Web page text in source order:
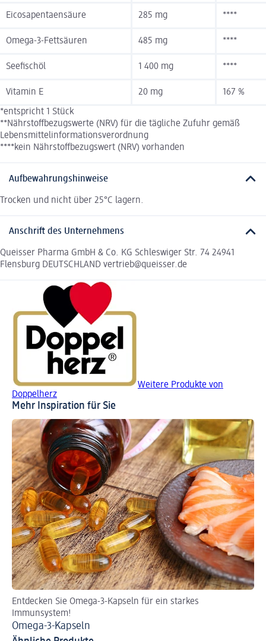
Eicosapentaensäure 285 mg ****
Omega-3-Fettsäuren 485 mg ****
Seefischöl 1 400 mg ****
Vitamin E 20 mg 167 %
*entspricht 1 Stück
**Nährstoffbezugswerte (NRV) für die tägliche Zufuhr gemäß
Lebensmittelinformationsverordnung
****kein Nährstoffbezugswert (NRV) vorhanden
Aufbewahrungshinweise
Trocken und nicht über 25°C lagern.
Anschrift des Unternehmens
Queisser Pharma GmbH & Co. KG Schleswiger Str. 74 24941
Flensburg DEUTSCHLAND vertrieb@queisser.de
Weitere Produkte von
Doppelherz
Mehr Inspiration für Sie
Entdecken Sie Omega-3-Kapseln für ein starkes
Immunsystem!
Omega-3-Kapseln